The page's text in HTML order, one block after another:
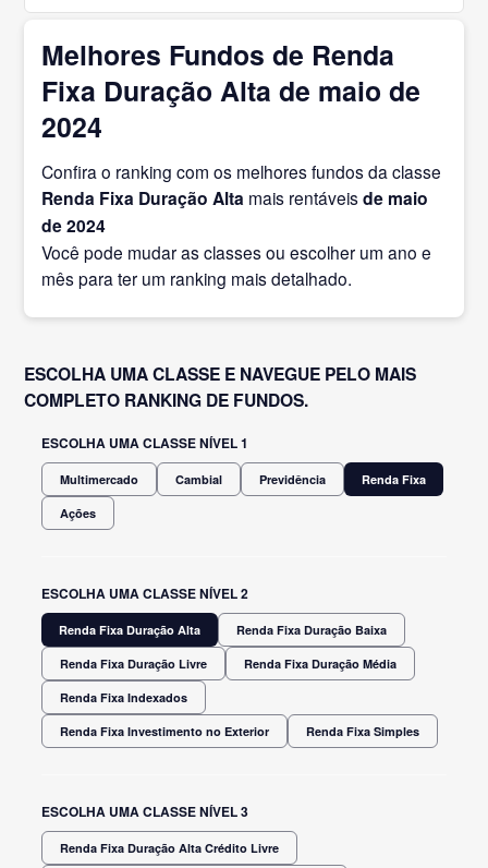
Melhores Fundos de Renda
Fixa Duração Alta de maio de
2024
Confira o ranking com os melhores fundos da classe
Renda Fixa Duração Alta mais rentáveisde maio
de 2024
Você pode mudar as classes ou escolher um ano e
mês para ter um ranking mais detalhado.
ESCOLHA UMA CLASSE E NAVEGUE PELO MAIS
COMPLETO RANKING DE FUNDOS.
ESCOLHA UMA CLASSE NÍVEL 1
Multimercado Cambial Previdência Renda Fixa
Ações
ESCOLHA UMA CLASSE NÍVEL 2
Renda Fixa Duração Alta Renda Fixa Duração Baixa
Renda Fixa Duração Livre Renda Fixa Duração Média
Renda Fixa Indexados
Renda Fixa Investimento no Exterior Renda Fixa Simples
ESCOLHA UMA CLASSE NÍVEL 3
Renda Fixa Duração Alta Crédito Livre